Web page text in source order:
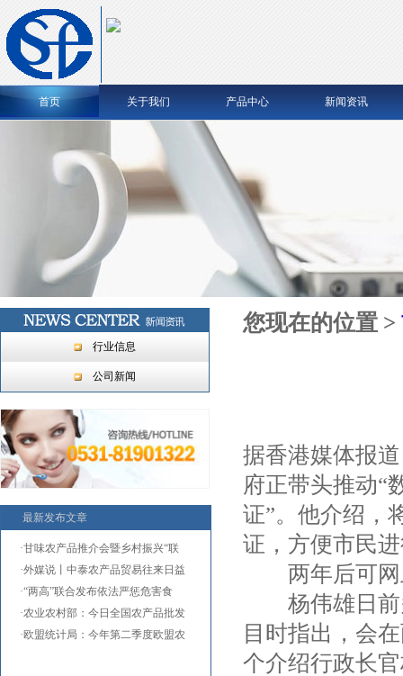
首页 关于我们 产品中心 新闻资讯
行业信息
公司新闻
最新发布文章
·甘味农产品推介会暨乡村振兴“联
·外媒说丨中泰农产品贸易往来日益
·“两高”联合发布依法严惩危害食
·农业农村部：今日全国农产品批发
·欧盟统计局：今年第二季度欧盟农
您现在的位置 >
据香港媒体报
府正带头推动“
证”。他介绍，
证，方便市民
两年后可网
杨伟雄日前
目时指出，会
个介绍行政长